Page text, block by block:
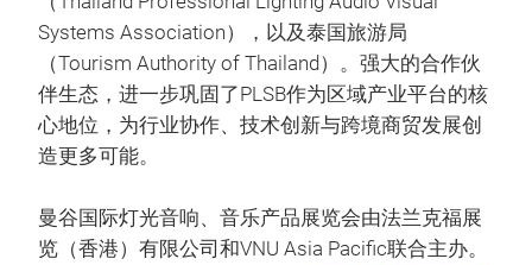
Systems Association），以及泰国旅游局
（Tourism Authority of Thailand）。强大的合作伙
伴生态，进一步巩固了PLSB作为区域产业平台的核
心地位，为行业协作、技术创新与跨境商贸发展创
造更多可能。
曼谷国际灯光音响、音乐产品展览会由法兰克福展
览（香港）有限公司和VNU Asia Pacific联合主办。